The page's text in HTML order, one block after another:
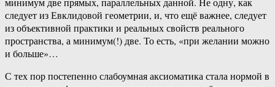
следует из Евклидовой геометрии, и, что ещё важнее, следует
из объективной практики и реальных свойств реального
пространства, а минимум(!) две. То есть, «при желании можно
и больше»…
С тех пор постепенно слабоумная аксиоматика стала нормой в